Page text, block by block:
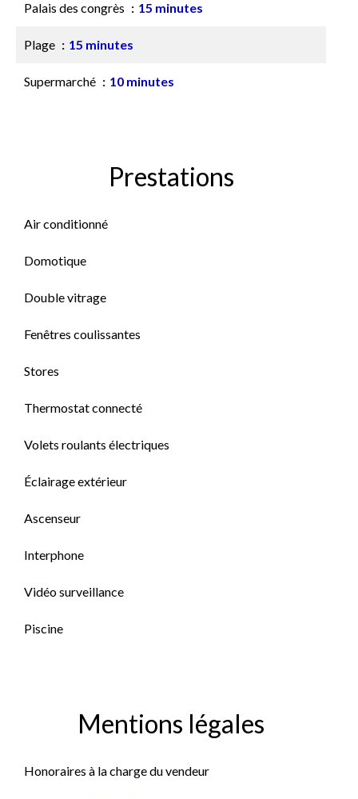
Palais des congrès 15 minutes
Plage 15 minutes
Supermarché 10 minutes
Prestations
Air conditionné
Domotique
Double vitrage
Fenêtres coulissantes
Stores
Thermostat connecté
Volets roulants électriques
Éclairage extérieur
Ascenseur
Interphone
Vidéo surveillance
Piscine
Mentions légales
Honoraires à la charge du vendeur